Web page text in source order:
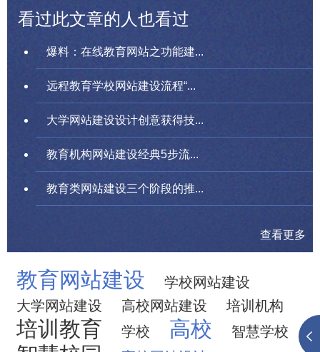
看过此文章的人也看过
爆料：在线教育网站之功能建...
远程教育学校网站建设流程“...
大学网站建设设计创意获得技...
教育机构网站建设经典5步流...
教育类网站建设三个阶段的推...
查看更多
教育网站建设
学校网站建设
大学网站建设
高校网站建设 培训机构
培训教育 学校 高校 智慧学校